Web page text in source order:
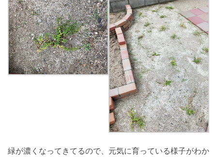
緑が濃くなってきてるので、元気に育っている様子がわか